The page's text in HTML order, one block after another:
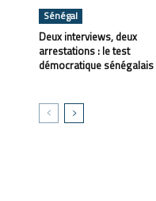
Sénégal
Deux interviews, deux
arrestations : le test
démocratique sénégalais